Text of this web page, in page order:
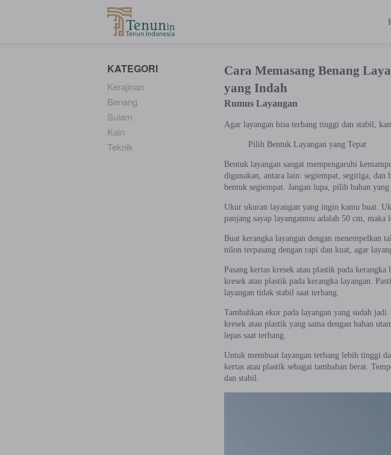
KATEGORI
Kerajinan
Benang
Sulam
Kain
Teknik
Cara Memasang Benang
yang Indah
Rumus Layangan
Agar layangan bisa terbang tinggi dan stabil,
Pilih Bentuk Layangan yang Tepat
Bentuk layangan sangat mempengaruhi
digunakan, antara lain: segiempat, segitiga,
bentuk segiempat. Jangan lupa, pilih bahan
Ukur ukuran layangan yang ingin kamu buat.
panjang sayap layanganmu adalah 50 cm, maka
Buat kerangka layangan dengan menempelkan
nilon terpasang dengan rapi dan kuat, agar
Pasang kertas kresek atau plastik pada
kresek atau plastik pada kerangka layangan.
layangan tidak stabil saat terbang.
Tambahkan ekor pada layangan yang sudah
kresek atau plastik yang sama dengan bahan
lepas saat terbang.
Untuk membuat layangan terbang lebih tinggi
kertas atau plastik sebagai tambahan berat.
dan stabil.